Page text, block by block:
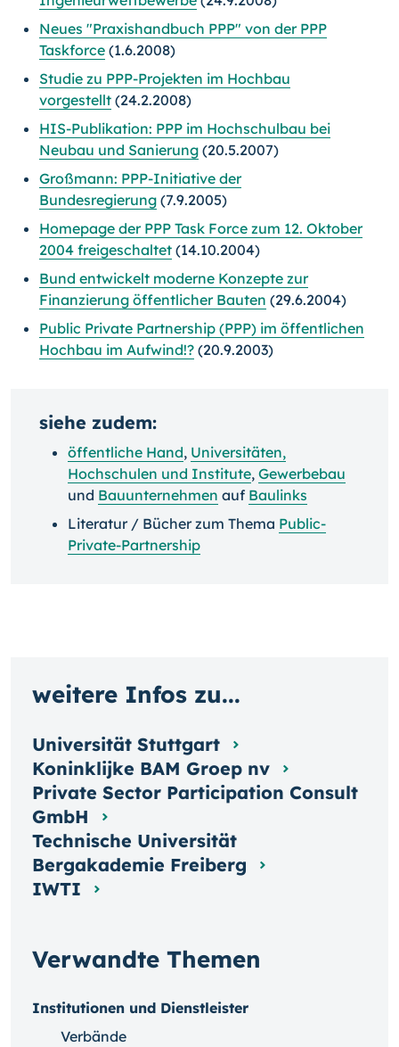
Neues "Praxishandbuch PPP" von der PPP
Taskforce (1.6.2008)
Studie zu PPP-Projekten im Hochbau
vorgestellt (24.2.2008)
HIS-Publikation: PPP im Hochschulbau bei
Neubau und Sanierung (20.5.2007)
Großmann: PPP-Initiative der
Bundesregierung (7.9.2005)
Homepage der PPP Task Force zum 12. Oktober
2004 freigeschaltet (14.10.2004)
Bund entwickelt moderne Konzepte zur
Finanzierung öffentlicher Bauten (29.6.2004)
Public Private Partnership (PPP) im öffentlichen
Hochbau im Aufwind!? (20.9.2003)
siehe zudem:
öffentliche Hand, Universitäten,
Hochschulen und Institute, Gewerbebau
und Bauunternehmen auf Baulinks
Literatur / Bücher zum Thema Public-
Private-Partnership
Verwandte Themen
Institutionen und Dienstleister
Verbände
weitere Infos zu...
Universität Stuttgart
Koninklijke BAM Groep nv
Private Sector Participation Consult
GmbH
Technische Universität
Bergakademie Freiberg
IWTI